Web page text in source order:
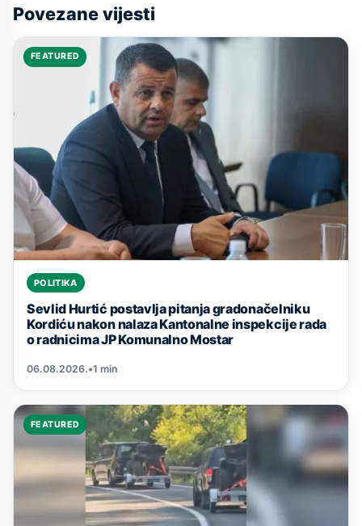
Povezane vijesti
FEATURED
POLITIKA
Sevlid Hurtić postavlja pitanja gradonačelniku
Kordiću nakon nalaza Kantonalne inspekcije rada
o radnicima JP Komunalno Mostar
06.08.2026.•1 min
FEATURED